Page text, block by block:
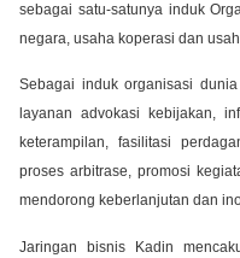
sebagai satu-satunya induk
negara, usaha koperasi dan
Sebagai induk organisasi
layanan advokasi kebijakan,
keterampilan, fasilitasi
proses arbitrase, promosi
mendorong keberlanjutan dan
Jaringan bisnis Kadin